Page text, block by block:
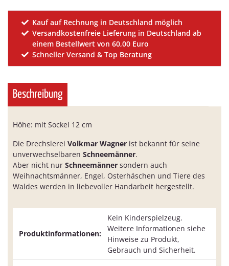
Kauf auf Rechnung in Deutschland möglich
Versandkostenfreie Lieferung in Deutschland ab
einem Bestellwert von 60,00 Euro
Schneller Versand & Top Beratung
Beschreibung
Höhe: mit Sockel 12 cm
Die Drechslerei Volkmar Wagner ist bekannt für seine
unverwechselbaren Schneemänner.
Aber nicht nur Schneemänner sondern auch
Weihnachtsmänner, Engel, Osterhäschen und Tiere des
Waldes werden in liebevoller Handarbeit hergestellt.
Produktinformationen:
Kein Kinderspielzeug.
Weitere Informationen siehe
Hinweise zu Produkt,
Gebrauch und Sicherheit.